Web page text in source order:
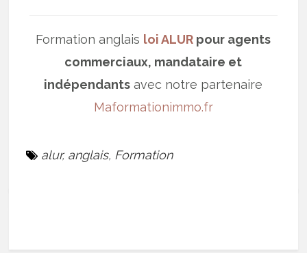
Formation anglais loi ALUR pour agents
commerciaux, mandataire et
indépendants avec notre partenaire
Maformationimmo.fr
alur, anglais, Formation